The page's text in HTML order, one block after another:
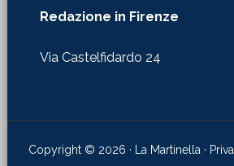
Redazione in Firenze
Via Castelfidardo 24
Copyright © 2026 · La Martinella ·